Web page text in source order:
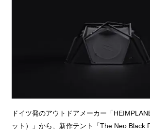
ドイツ発のアウトドアメーカー「
ット）」から、新作テント「The Neo Black